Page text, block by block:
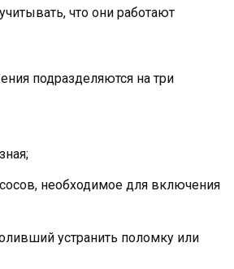
что они работают
подразделяются на три
необходимое для включения
устранить поломку или